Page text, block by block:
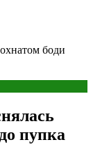
боди
пупка